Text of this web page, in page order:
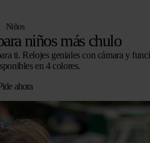
Niños
niños más chulo
ti. Relojes geniales con cámara y
en 4 colores.
ahora